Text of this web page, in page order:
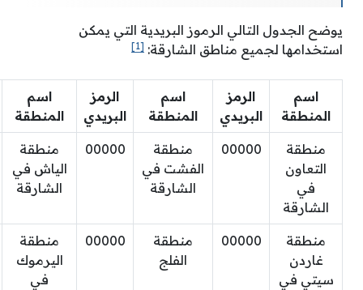
يوضح الجدول التالي الرموز البريدية التي يمكن
استخدامها لجميع مناطق الشارقة: [1]
اسم
المنطقة
الرمز
البريدي
اسم
المنطقة
الرمز
البريدي
اسم
المنطقة
منطقة
التعاون
في
الشارقة
00000
منطقة
الفشت في
الشارقة
00000
منطقة
الياش في
الشارقة
منطقة
غاردن
سيتي في
00000
منطقة
الفلج
00000
منطقة
اليرموك
في